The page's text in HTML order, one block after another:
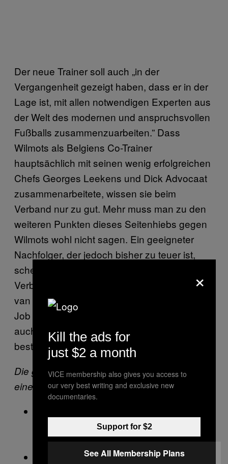
Der neue Trainer soll auch „in der
Vergangenheit gezeigt haben, dass er in der
Lage ist, mit allen notwendigen Experten aus
der Welt des modernen und anspruchsvollen
Fußballs zusammenzuarbeiten.” Dass
Wilmots als Belgiens Co-Trainer
hauptsächlich mit seinen wenig erfolgreichen
Chefs Georges Leekens und Dick Advocaat
zusammenarbeitete, wissen sie beim
Verband nur zu gut. Mehr muss man zu den
weiteren Punkten dieses Seitenhiebs gegen
Wilmots wohl nicht sagen. Ein geeigneter
Nachfolger, der jedoch bisher zu teuer ist,
scheint übrigens schon gefunden: Der
Verband buhlt laut Medienberichten um Louis
van Gaal. Nachdem Daum und Magath einen
Job gefunden haben, könnte es zur Not ja
auch Stefan Effenberg machen, der sich
bestimmt schon per Mail beworben hat.
Die ganzeStellenausschreibung sucht nach
einem Trainer, der….
ständig wandelnden Welt des Fußballs
vorweisen kann.
bewiesen hat, dass er taktisches und
×
Kill the ads for
just $2 a month
VICE membership also gives you access to
our very best writing and exclusive new
documentaries.
Support for $2
See All Membership Plans